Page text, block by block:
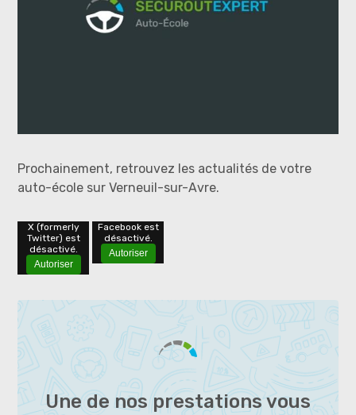
Prochainement, retrouvez les actualités de votre
auto-école sur Verneuil-sur-Avre.
X (formerly
Twitter) est
désactivé.
Autoriser
Facebook est
désactivé.
Autoriser
Une de nos prestations vous